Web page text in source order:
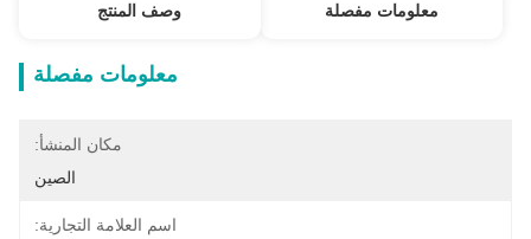
معلومات مفصلة وصف المنتج
معلومات مفصلة
مكان المنشأ:
الصين
اسم العلامة التجارية: